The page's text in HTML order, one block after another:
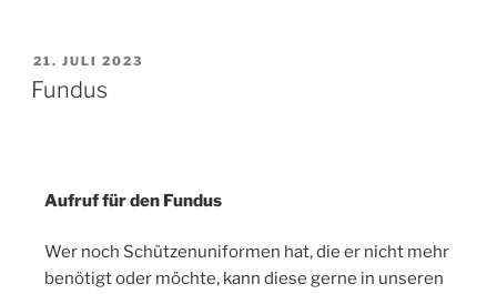
21. JULI 2023
Fundus
Aufruf für den Fundus
Wer noch Schützenuniformen hat, die er nicht mehr
benötigt oder möchte, kann diese gerne in unseren